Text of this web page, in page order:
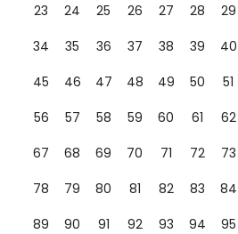
23
24 25 26 27 28 29
34
35 36 37 38 39 40
45
46 47 48 49 50 51
56
57 58 59 60 61 62
67
68 69 70 71 72 73
78
79 80 81 82 83 84
89
90 91 92 93 94 95